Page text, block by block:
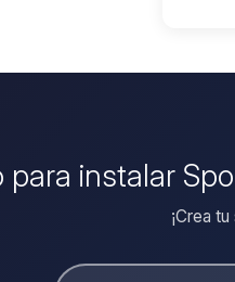
para instalar
¡Crea